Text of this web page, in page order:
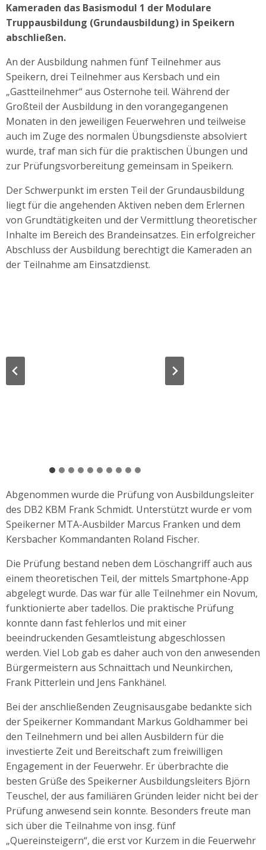
Kameraden das Basismodul 1 der Modulare
Truppausbildung (Grundausbildung) in Speikern
abschließen.
An der Ausbildung nahmen fünf Teilnehmer aus
Speikern, drei Teilnehmer aus Kersbach und ein
„Gastteilnehmer“ aus Osternohe teil. Während der
Großteil der Ausbildung in den vorangegangenen
Monaten in den jeweiligen Feuerwehren und teilweise
auch im Zuge des normalen Übungsdienste absolviert
wurde, traf man sich für die praktischen Übungen und
zur Prüfungsvorbereitung gemeinsam in Speikern.
Der Schwerpunkt im ersten Teil der Grundausbildung
liegt für die angehenden Aktiven neben dem Erlernen
von Grundtätigkeiten und der Vermittlung theoretischer
Inhalte im Bereich des Brandeinsatzes. Ein erfolgreicher
Abschluss der Ausbildung berechtigt die Kameraden an
der Teilnahme am Einsatzdienst.
Abgenommen wurde die Prüfung von Ausbildungsleiter
des DB2 KBM Frank Schmidt. Unterstützt wurde er vom
Speikerner MTA-Ausbilder Marcus Franken und dem
Kersbacher Kommandanten Roland Fischer.
Die Prüfung bestand neben dem Löschangriff auch aus
einem theoretischen Teil, der mittels Smartphone-App
abgelegt wurde. Das war für alle Teilnehmer ein Novum,
funktionierte aber tadellos. Die praktische Prüfung
konnte dann fast fehlerlos und mit einer
beeindruckenden Gesamtleistung abgeschlossen
werden. Viel Lob gab es daher auch von den anwesenden
Bürgermeistern aus Schnaittach und Neunkirchen,
Frank Pitterlein und Jens Fankhänel.
Bei der anschließenden Zeugnisausgabe bedankte sich
der Speikerner Kommandant Markus Goldhammer bei
den Teilnehmern und bei allen Ausbildern für die
investierte Zeit und Bereitschaft zum freiwilligen
Engagement in der Feuerwehr. Er überbrachte die
besten Grüße des Speikerner Ausbildungsleiters Björn
Teuschel, der aus familiären Gründen leider nicht bei der
Prüfung anwesend sein konnte. Besonders freute man
sich über die Teilnahme von insg. fünf
„Quereinsteigern“, die erst vor Kurzem in die Feuerwehr